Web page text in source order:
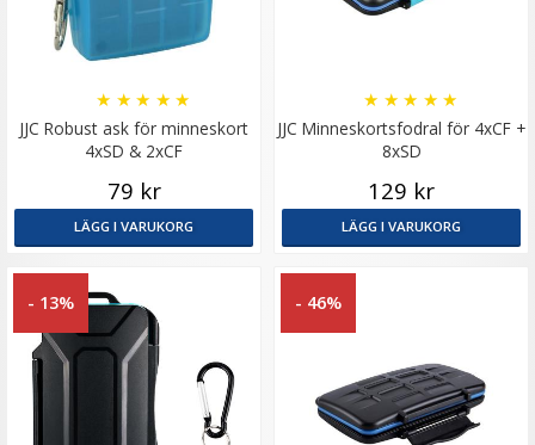
JJC Robust ask för minneskort
4xSD & 2xCF
★ ★ ★ ★ ★
79 kr
LÄGG I VARUKORG
JJC Minneskortsfodral för 4xCF +
8xSD
★ ★ ★ ★ ★
129 kr
LÄGG I VARUKORG
- 13% - 46%